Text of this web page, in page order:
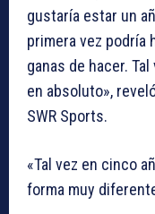
gustaría estar un
primera vez podría
ganas de hacer.
en absoluto»,
SWR Sports.
«Tal vez en cinco
forma muy